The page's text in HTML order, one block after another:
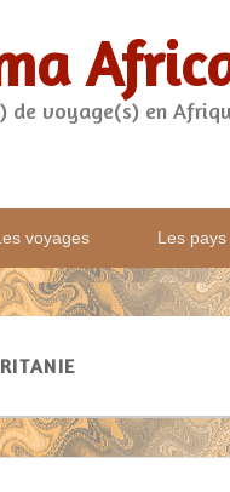
de voyage(s) en
voyages Les pays